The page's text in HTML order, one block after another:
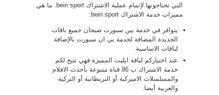
التي تحتاجونها لإتمام عملية الاشتراك bein sport. ما هي
مميزات خدمة الاشتراك bein sport:
يتوافر في خدمة بين سبورت صبحان جميع باقات
الجديدة المضافة لخدمة بي ان سبورت بالإضافة
لباقات الاساسية.
عند اختياركم لباقة ايليت المميزة فهي تتيح لكم
خدمة الاشتراك ب 86 قناة متنوعة بأحدث الافلام
والمسلسلات الاميركية أو البريطانية أو التركية
والعربية أيضا.